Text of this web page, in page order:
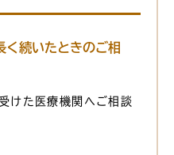
く続いたときのご相
けた医療機関へご相談